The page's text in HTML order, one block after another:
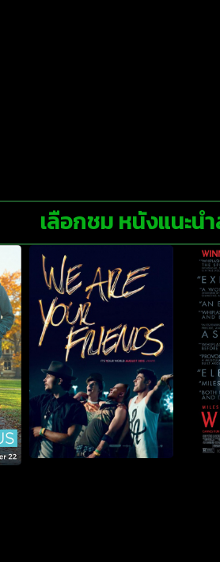
เลือกชม หนังแนะ